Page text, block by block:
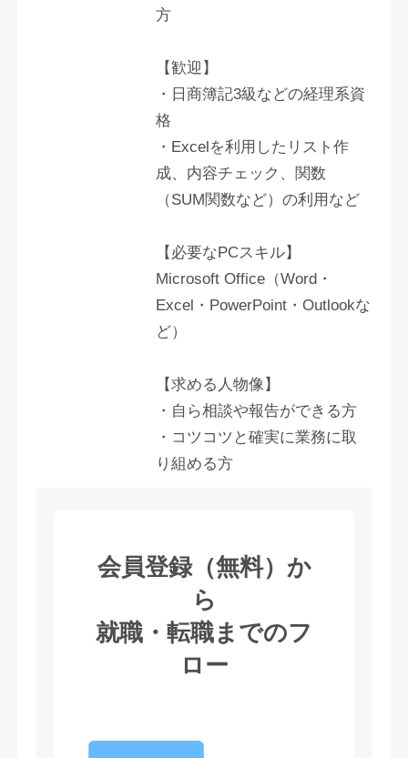
方
【歓迎】
・日商簿記3級などの経理系資
格
・Excelを利用したリスト作
成、内容チェック、関数
（SUM関数など）の利用など
【必要なPCスキル】
Microsoft Office（Word・
Excel・PowerPoint・Outlookな
ど）
【求める人物像】
・自ら相談や報告ができる方
・コツコツと確実に業務に取
り組める方
会員登録（無料）か
ら
就職・転職までのフ
ロー